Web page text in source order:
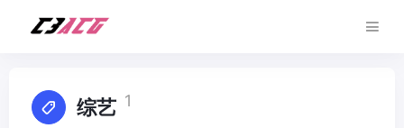
综艺 1